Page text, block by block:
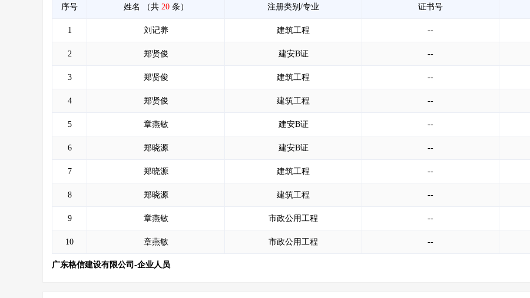
序号 姓名 （共 20条） 注册类别/专业 证书号
1 刘记养 建筑工程 --
2 郑贤俊 建安B证 --
3 郑贤俊 建筑工程 --
4 郑贤俊 建筑工程 --
5 章燕敏 建安B证 --
6 郑晓源 建安B证 --
7 郑晓源 建筑工程 --
8 郑晓源 建筑工程 --
9 章燕敏 市政公用工程 --
10 章燕敏 市政公用工程 --
广东格信建设有限公司-企业人员